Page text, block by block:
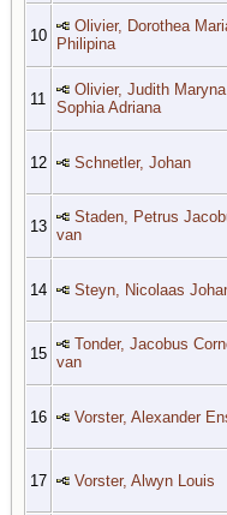
10
Olivier, Dorothea
Philipina
11
Olivier, Judith Maryna
Sophia Adriana
12 Schnetler, Johan
13
Staden, Petrus
van
14 Steyn, Nicolaas
15
Tonder, Jacobus
van
16 Vorster, Alexander
17 Vorster, Alwyn Louis